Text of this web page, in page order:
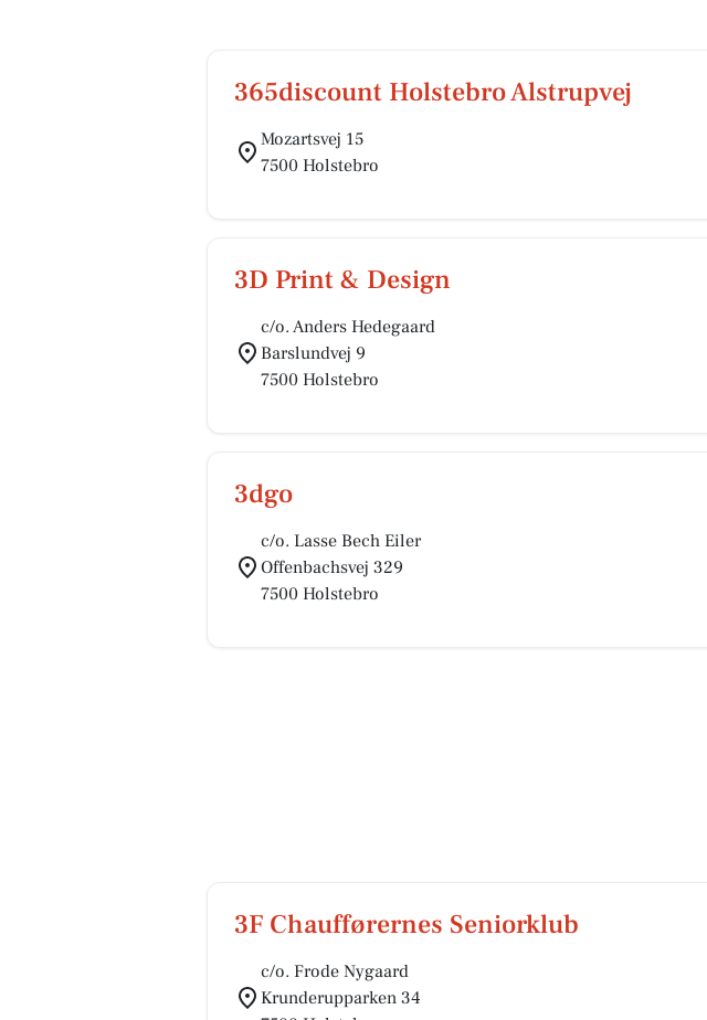
365discount Holstebro Alstrupvej
Mozartsvej 15
7500 Holstebro
3D Print & Design
c/o. Anders Hedegaard
Barslundvej 9
7500 Holstebro
3dgo
c/o. Lasse Bech Eiler
Offenbachsvej 329
7500 Holstebro
3F Chaufførernes Seniorklub
c/o. Frode Nygaard
Krunderupparken 34